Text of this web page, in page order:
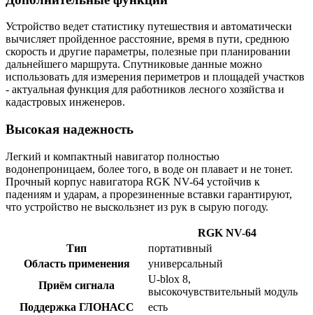
Устройство ведет статистику путешествия и автоматически
вычисляет пройденное расстояние, время в пути, среднюю
скорость и другие параметры, полезные при планировании
дальнейшего маршрута. Спутниковые данные можно
использовать для измерения периметров и площадей участков
- актуальная функция для работников лесного хозяйства и
кадастровых инженеров.
Высокая надежность
Легкий и компактный навигатор полностью
водонепроницаем, более того, в воде он плавает и не тонет.
Прочный корпус навигатора RGK NV-64 устойчив к
падениям и ударам, а прорезиненные вставки гарантируют,
что устройство не выскользнет из рук в сырую погоду.
RGK NV-64
Тип
портативный
Область применения
универсальный
Приём сигнала
U-blox 8,
высокочувствительный модуль
Поддержка ГЛОНАСС
есть